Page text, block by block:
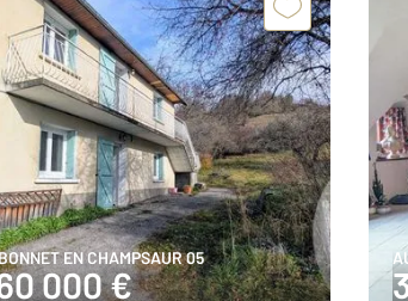
EN CHAMPSAUR 05
000 €